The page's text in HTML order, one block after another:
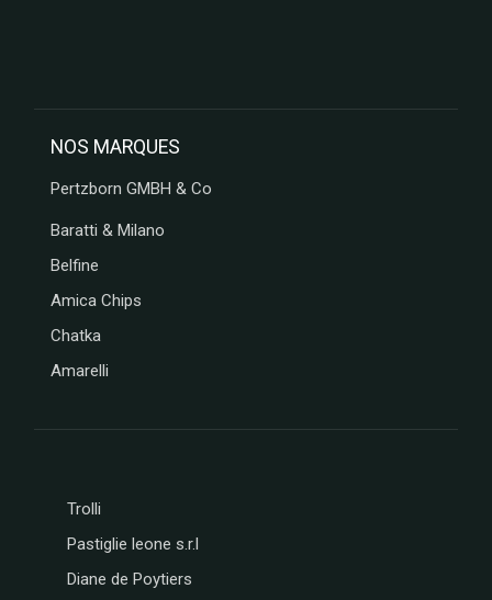
NOS MARQUES
Pertzborn GMBH & Co
Baratti & Milano
Belfine
Amica Chips
Chatka
Amarelli
Trolli
Pastiglie leone s.r.l
Diane de Poytiers